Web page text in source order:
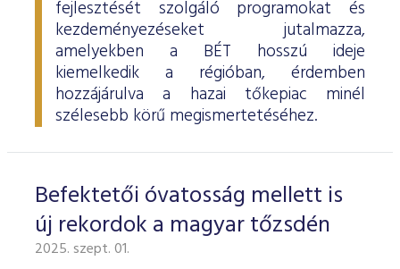
fejlesztését szolgáló programokat és
kezdeményezéseket jutalmazza,
amelyekben a BÉT hosszú ideje
kiemelkedik a régióban, érdemben
hozzájárulva a hazai tőkepiac minél
szélesebb körű megismertetéséhez.
Befektetői óvatosság mellett is
új rekordok a magyar tőzsdén
2025. szept. 01.